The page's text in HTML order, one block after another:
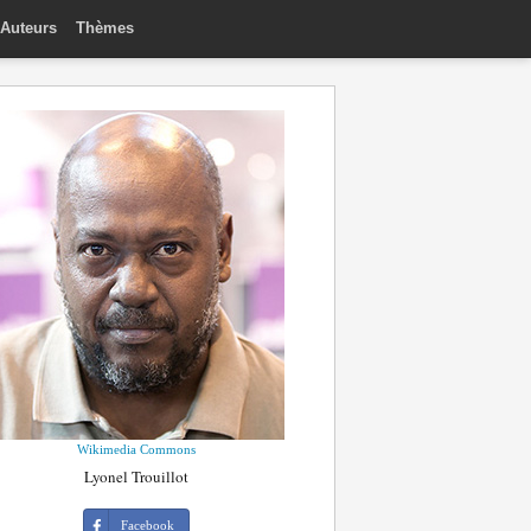
Auteurs Thèmes
Wikimedia Commons
Lyonel Trouillot
Facebook